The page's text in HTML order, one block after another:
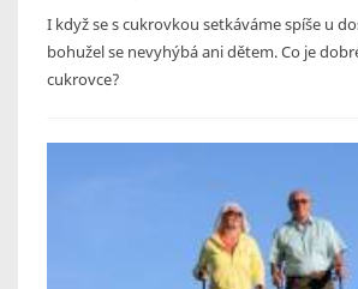
I když se s cukrovkou setkáváme spíše u
bohužel se nevyhýbá ani dětem. Co je
cukrovce?